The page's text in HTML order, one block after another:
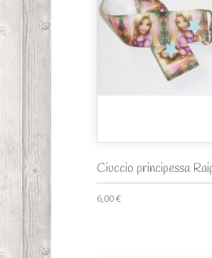
Ciuccio principessa
6,00 €